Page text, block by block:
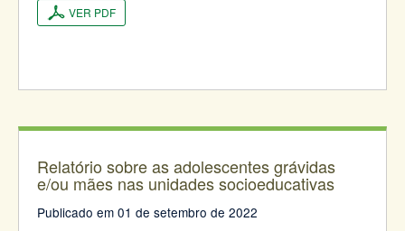
VER PDF
Relatório sobre as adolescentes grávidas
e/ou mães nas unidades socioeducativas
Publicado em 01 de setembro de 2022